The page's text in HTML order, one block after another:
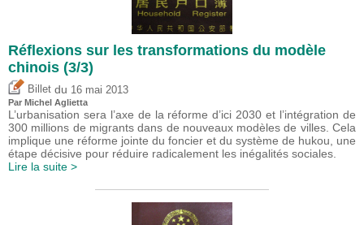
Réflexions sur les transformations du modèle
chinois (3/3)
Billet du 16 mai 2013
Par Michel Aglietta
L’urbanisation sera l’axe de la réforme d’ici 2030 et l’intégration de
300 millions de migrants dans de nouveaux modèles de villes. Cela
implique une réforme jointe du foncier et du système de hukou, une
étape décisive pour réduire radicalement les inégalités sociales.
Lire la suite >